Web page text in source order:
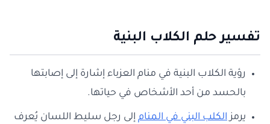
تفسير حلم الكلاب البنية
رؤية الكلاب البنية في منام العزباء إشارة إلى إصابتها
بالحسد من أحد الأشخاص في حياتها.
يرمزالكلب البني في المنام إلى رجل سليط اللسان يُعرف